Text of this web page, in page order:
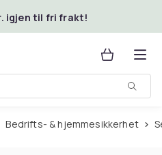
igjen til fri frakt!
Bedrifts- & hjemmesikkerhet